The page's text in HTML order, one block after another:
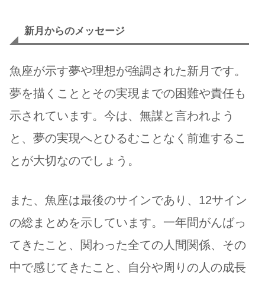
新月からのメッセージ
魚座が示す夢や理想が強調された新月です。
夢を描くこととその実現までの困難や責任も
示されています。今は、無謀と言われよう
と、夢の実現へとひるむことなく前進するこ
とが大切なのでしょう。
また、魚座は最後のサインであり、12サイン
の総まとめを示しています。一年間がんばっ
てきたこと、関わった全ての人間関係、その
中で感じてきたこと、自分や周りの人の成長